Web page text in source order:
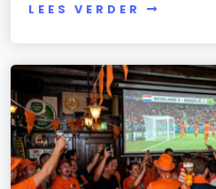
LEES VERDER